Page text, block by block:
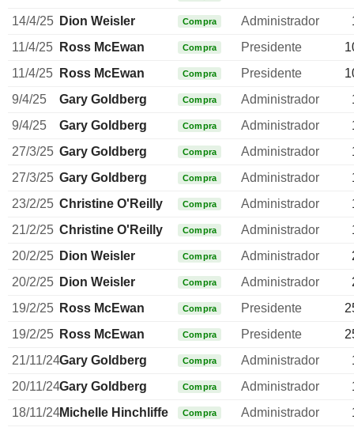
14/4/25 Dion Weisler Compra Administrador
11/4/25
Ross McEwan Compra Presidente
11/4/25
Ross McEwan Compra Presidente
9/4/25
Gary Goldberg Compra Administrador
9/4/25
Gary Goldberg Compra Administrador
27/3/25 Gary Goldberg Compra Administrador
27/3/25 Gary Goldberg Compra Administrador
23/2/25 Christine O'Reilly Compra Administrador
21/2/25 Christine O'Reilly Compra Administrador
20/2/25 Dion Weisler Compra Administrador
20/2/25 Dion Weisler Compra Administrador
19/2/25 Ross McEwan Compra Presidente
19/2/25 Ross McEwan Compra Presidente
21/11/24Gary Goldberg Compra Administrador
20/11/24Gary Goldberg Compra Administrador
18/11/24Michelle Hinchliffe Compra Administrador